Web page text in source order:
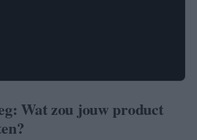
Wat zou jouw product